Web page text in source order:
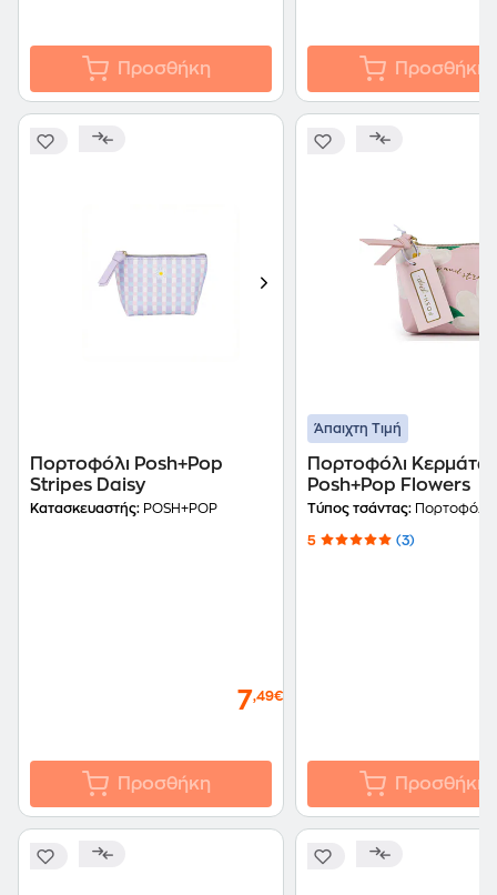
Προσθήκη Προσθήκη
Πορτοφόλι Posh+Pop
Stripes Daisy
Κατασκευαστής: POSH+POP
7,49€
Προσθήκη
Άπαιχτη Τιμή
Πορτοφόλι
Posh+Pop Flowers
Τύπος τσάντας: Πορτοφόλι
5 (3)
Προσθήκη